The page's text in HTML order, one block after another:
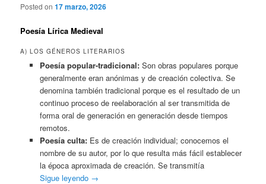
Posted on17 marzo, 2026
Poesía Lírica Medieval
A) LOS GÉNEROS LITERARIOS
Poesía popular-tradicional:Son obras populares porque
generalmente eran anónimas y de creación colectiva. Se
denomina también tradicional porque es el resultado de un
continuo proceso de reelaboración al ser transmitida de
forma oral de generación en generación desde tiempos
remotos.
Poesía culta:Es de creación individual; conocemos el
nombre de su autor, por lo que resulta más fácil establecer
la época aproximada de creación. Se transmitía
Sigue leyendo →